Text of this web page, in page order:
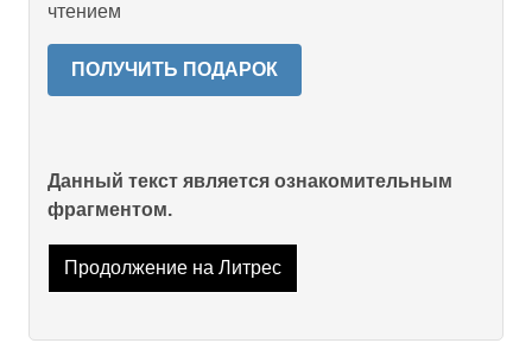
чтением
ПОЛУЧИТЬ ПОДАРОК
Данный текст является ознакомительным
фрагментом.
Продолжение на Литрес